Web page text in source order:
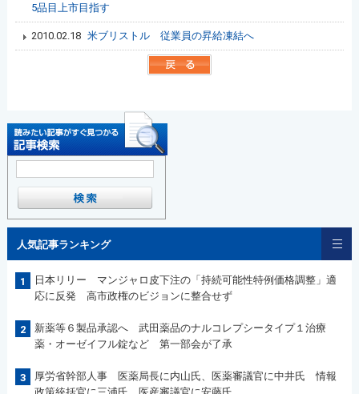
5品目上市目指す
2010.02.18 米ブリストル 従業員の昇給凍結へ
人気記事ランキング
1
日本リリー マンジャロ皮下注の「持続可能性特例価格調整」適
応に反発 高市政権のビジョンに整合せず
2
新薬等６製品承認へ 武田薬品のナルコレプシータイプ１治療
薬・オーゼイフル錠など 第一部会が了承
3
厚労省幹部人事 医薬局長に内山氏、医薬審議官に中井氏 情報